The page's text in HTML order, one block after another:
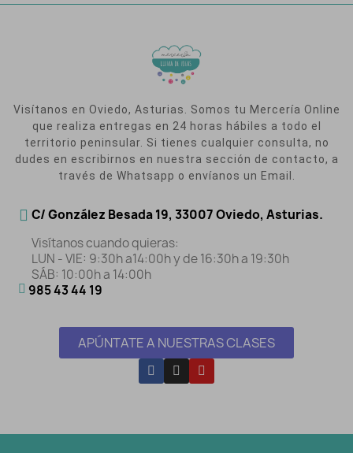
Visítanos en Oviedo, Asturias. Somos tu Mercería Online
que realiza entregas en 24 horas hábiles a todo el
territorio peninsular. Si tienes cualquier consulta, no
dudes en escribirnos en nuestra sección de contacto, a
través de Whatsapp o envíanos un Email.
C/ González Besada 19, 33007 Oviedo, Asturias.
Visítanos cuando quieras:
LUN - VIE: 9:30h a14:00h y de 16:30h a 19:30h
SÁB: 10:00h a 14:00h
985 43 44 19
APÚNTATE A NUESTRAS CLASES